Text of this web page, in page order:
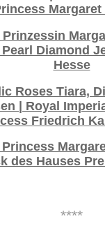
Diamond
Hesse
Roses Tiara,
| Royal
Friedrich
des Hauses
****